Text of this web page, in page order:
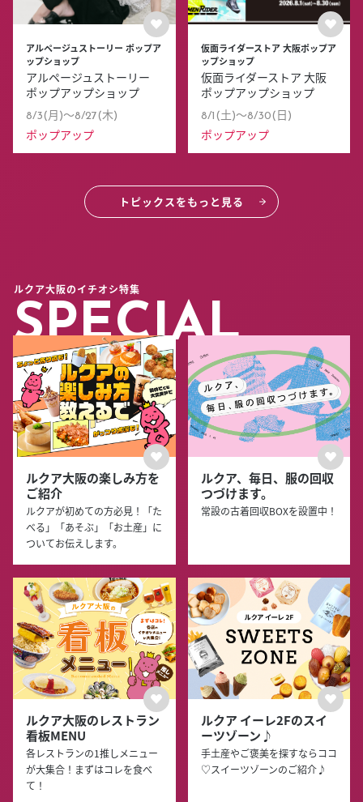
アルページュストーリー ポップア
ップショップ
アルページュストーリー
ポップアップショップ
8/3(月)〜8/27(木)
ポップアップ
仮面ライダーストア 大阪ポップア
ップショップ
仮面ライダーストア 大阪
ポップアップショップ
8/1(土)〜8/30(日)
ポップアップ
トピックスをもっと見る
ルクア大阪のイチオシ特集
SPECIAL
ルクア大阪の楽しみ方を
ご紹介
ルクアが初めての方必見！「た
べる」「あそぶ」「お土産」に
ついてお伝えします。
ルクア、毎日、服の回収
つづけます。
常設の古着回収BOXを設置中！
ルクア大阪のレストラン
看板MENU
各レストランの1推しメニュー
が大集合！まずはコレを食べ
て！
ルクア イーレ2Fのスイ
ーツゾーン♪
手土産やご褒美を探すならココ
♡スイーツゾーンのご紹介♪